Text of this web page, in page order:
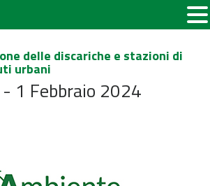
delle discariche e stazioni di
urbani
1 Febbraio 2024